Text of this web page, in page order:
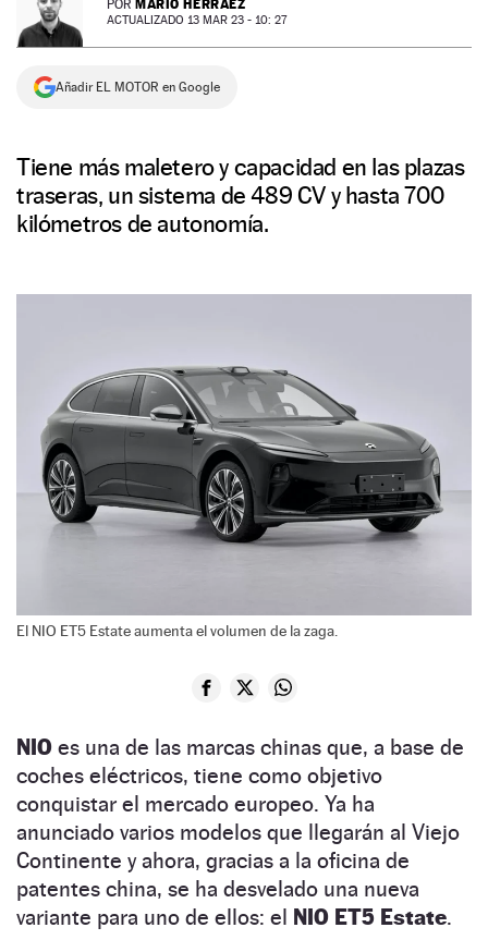
NEWSLETTER
SÍGUENOS
POR MARIO HERRÁEZ
ACTUALIZADO 13 MAR 23 - 10: 27
Añadir EL MOTOR en Google
Tiene más maletero y capacidad en las plazas
traseras, un sistema de 489 CV y hasta 700
kilómetros de autonomía.
El NIO ET5 Estate aumenta el volumen de la zaga.
NIO es una de las marcas chinas que, a base de
coches eléctricos, tiene como objetivo
conquistar el mercado europeo. Ya ha
anunciado varios modelos que llegarán al Viejo
Continente y ahora, gracias a la oficina de
patentes china, se ha desvelado una nueva
variante para uno de ellos: el NIO ET5 Estate.